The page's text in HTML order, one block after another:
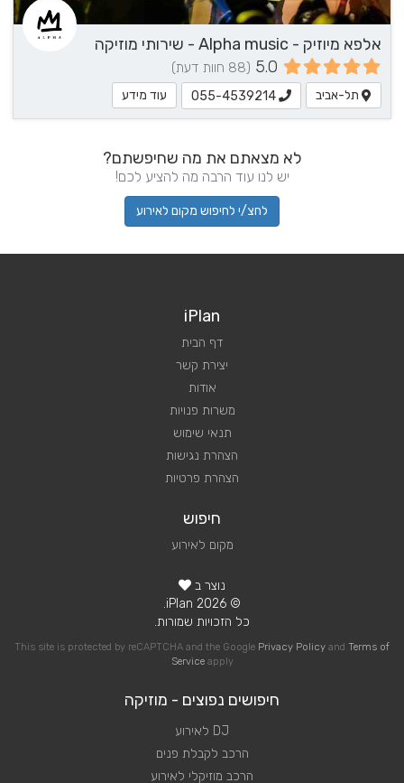
אלפא מיוזיק - Alpha music - שירותי מוזיקה
5.0 (88 חוות דעת)
תל-אביב 055-4539214 עוד מידע
לא מצאתם את מה שחיפשתם?
יש לנו עוד הרבה מה להציע לכם!
לחצ/י לחיפוש מקום לאירוע
iPlan
דף הבית
יצירת קשר
אודות
משרות פנויות
תנאי שימוש
הצהרת נגישות
הצהרת פרטיות
חיפוש
מקום לאירוע
נוצר ב
© 2026 iPlan.
כל הזכויות שמורות.
This site is protected by reCAPTCHA and the Google Privacy Policy and Terms of
Serviceapply
חיפושים נפוצים - מוזיקה
DJ לאירוע
הרכב לקבלת פנים
הרכב מוזיקלי לאירוע